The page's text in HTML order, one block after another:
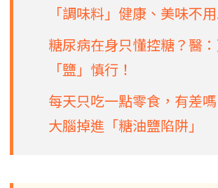
「調味料」健康、美味不
糖尿病在身只懂控糖？醫
「鹽」慎行！
每天只吃一點零食，有差
大腦掉進「糖油鹽陷阱」